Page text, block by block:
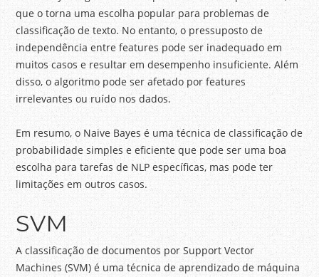
que o torna uma escolha popular para problemas de
classificação de texto. No entanto, o pressuposto de
independência entre features pode ser inadequado em
muitos casos e resultar em desempenho insuficiente. Além
disso, o algoritmo pode ser afetado por features
irrelevantes ou ruído nos dados.
Em resumo, o Naive Bayes é uma técnica de classificação de
probabilidade simples e eficiente que pode ser uma boa
escolha para tarefas de NLP específicas, mas pode ter
limitações em outros casos.
SVM
A classificação de documentos por Support Vector
Machines (SVM) é uma técnica de aprendizado de máquina